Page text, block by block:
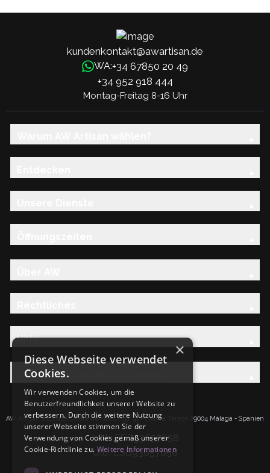
kundenkontakt@awartisan.de
WA:+34 67850 20 49
+34 952 918 444
Montag-Freitag 8-16 Uhr
Hilfe
Entdecken Sie die AW-Familie
AW Artisan S.L.Calle Caleta de Velez n39, 41 PI Santa Tereza 29004 Málaga - Spanien
IdNr: ESB93657658
UID: ESB93657658
×
Diese Webseite verwendet
Cookies.
Wir verwenden Cookies, um die
Benutzerfreundlichkeit unserer Website zu
verbessern. Durch die weitere Nutzung
unserer Webseite stimmen Sie der
Verwendung von Cookies gemäß unserer
Cookie-Richtlinie zu. Weitere Informationen